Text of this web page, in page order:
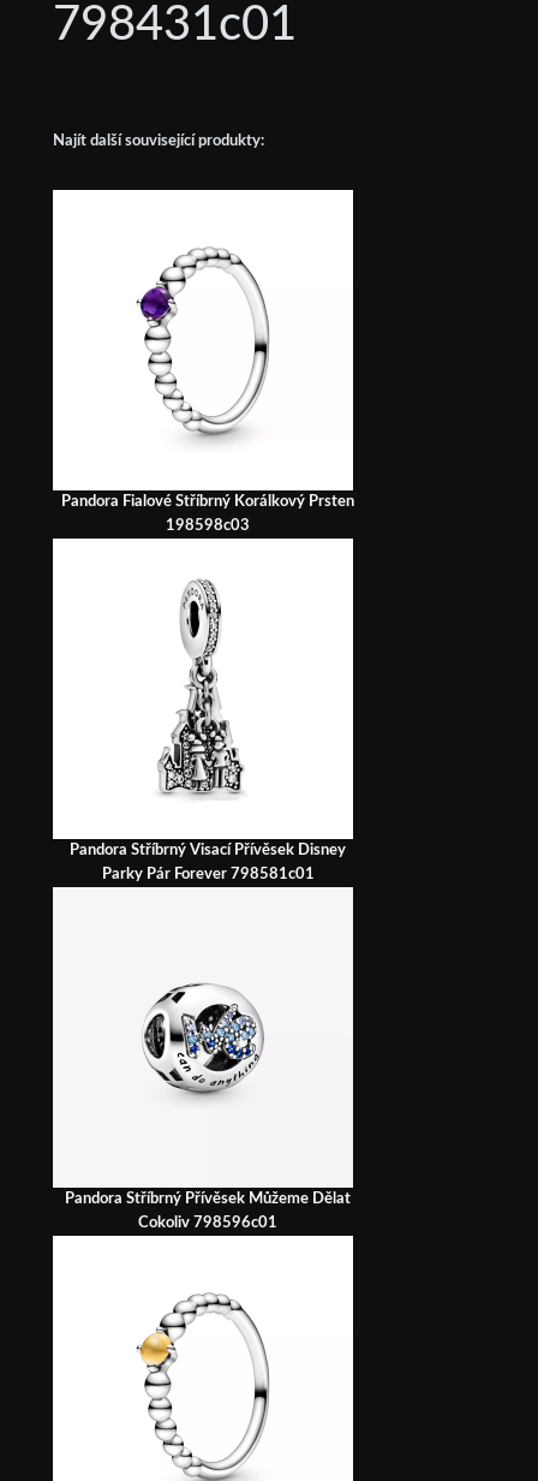
798431c01
Najít další související produkty:
Pandora Fialové Stříbrný Korálkový Prsten
198598c03
Pandora Stříbrný Visací Přívěsek Disney
Parky Pár Forever 798581c01
Pandora Stříbrný Přívěsek Můžeme Dělat
Cokoliv 798596c01